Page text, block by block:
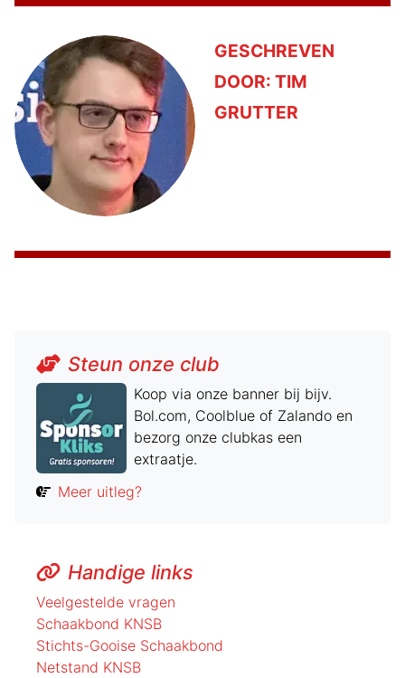
GESCHREVEN
DOOR: TIM
GRUTTER
Steun onze club
Koop via onze banner bij bijv.
Bol.com, Coolblue of Zalando en
bezorg onze clubkas een
extraatje.
Meer uitleg?
Handige links
Veelgestelde vragen
Schaakbond KNSB
Stichts-Gooise Schaakbond
Netstand KNSB